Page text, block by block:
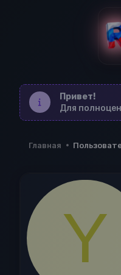
Привет!
Для
Главная
Y